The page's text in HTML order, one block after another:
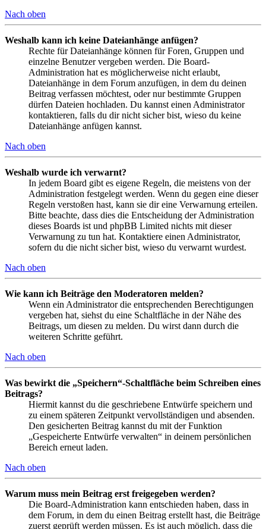
Nach oben
Weshalb kann ich keine Dateianhänge anfügen?
Rechte für Dateianhänge können für Foren, Gruppen und
einzelne Benutzer vergeben werden. Die Board-
Administration hat es möglicherweise nicht erlaubt,
Dateianhänge in dem Forum anzufügen, in dem du deinen
Beitrag verfassen möchtest, oder nur bestimmte Gruppen
dürfen Dateien hochladen. Du kannst einen Administrator
kontaktieren, falls du dir nicht sicher bist, wieso du keine
Dateianhänge anfügen kannst.
Nach oben
Weshalb wurde ich verwarnt?
In jedem Board gibt es eigene Regeln, die meistens von der
Administration festgelegt werden. Wenn du gegen eine dieser
Regeln verstoßen hast, kann sie dir eine Verwarnung erteilen.
Bitte beachte, dass dies die Entscheidung der Administration
dieses Boards ist und phpBB Limited nichts mit dieser
Verwarnung zu tun hat. Kontaktiere einen Administrator,
sofern du die nicht sicher bist, wieso du verwarnt wurdest.
Nach oben
Wie kann ich Beiträge den Moderatoren melden?
Wenn ein Administrator die entsprechenden Berechtigungen
vergeben hat, siehst du eine Schaltfläche in der Nähe des
Beitrags, um diesen zu melden. Du wirst dann durch die
weiteren Schritte geführt.
Nach oben
Was bewirkt die „Speichern“-Schaltfläche beim Schreiben eines
Beitrags?
Hiermit kannst du die geschriebene Entwürfe speichern und
zu einem späteren Zeitpunkt vervollständigen und absenden.
Den gesicherten Beitrag kannst du mit der Funktion
„Gespeicherte Entwürfe verwalten“ in deinem persönlichen
Bereich erneut laden.
Nach oben
Warum muss mein Beitrag erst freigegeben werden?
Die Board-Administration kann entschieden haben, dass in
dem Forum, in dem du einen Beitrag erstellt hast, die Beiträge
zuerst geprüft werden müssen. Es ist auch möglich, dass die